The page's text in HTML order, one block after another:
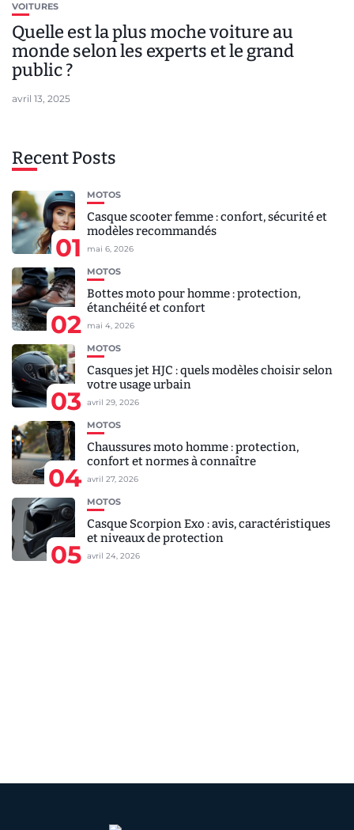
VOITURES
Quelle est la plus moche voiture au
monde selon les experts et le grand
public ?
avril 13, 2025
Recent Posts
01
MOTOS
Casque scooter femme : confort, sécurité et
modèles recommandés
mai 6, 2026
02
MOTOS
Bottes moto pour homme : protection,
étanchéité et confort
mai 4, 2026
03
MOTOS
Casques jet HJC : quels modèles choisir selon
votre usage urbain
avril 29, 2026
04
MOTOS
Chaussures moto homme : protection,
confort et normes à connaître
avril 27, 2026
05
MOTOS
Casque Scorpion Exo : avis, caractéristiques
et niveaux de protection
avril 24, 2026